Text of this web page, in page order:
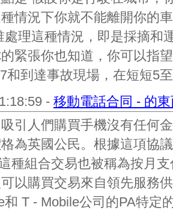
情況下你就不能離開你的
處理這種情況，即是採摘和
緊張你也知道，你可以指
和到達事故現場，在短短5
- 移動電話合同 - 的
引人們購買手機沒有任何
為英國公民。根據這項協
種組合交易也被稱為按月
以購買交易來自領先服務
和 T - Mobile公司的PA特定